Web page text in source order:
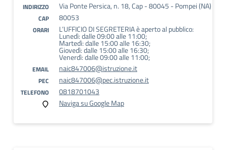
INDIRIZZO Via Ponte Persica, n. 18, Cap - 80045 - Pompei (NA)
CAP 80053
ORARI L’UFFICIO DI SEGRETERIA è aperto al pubblico:
Lunedì: dalle 09:00 alle 11:00;
Martedì: dalle 15:00 alle 16:30;
Giovedì: dalle 15:00 alle 16:30;
Venerdì: dalle 09:00 alle 11:00;
EMAIL naic847006@istruzione.it
PEC naic847006@pec.istruzione.it
TELEFONO
0818701043
Naviga su Google Map